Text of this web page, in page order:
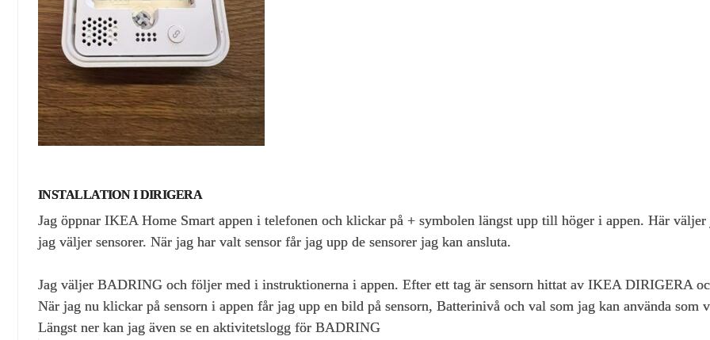
INSTALLATION I DIRIGERA
Jag öppnar IKEA Home Smart appen i telefonen och klickar på + symbolen längst upp till höger i appen. Här
jag väljer sensorer. När jag har valt sensor får jag upp de sensorer jag kan ansluta.
Jag väljer BADRING och följer med i instruktionerna i appen. Efter ett tag är sensorn hittat av IKEA DIRIGERA
När jag nu klickar på sensorn i appen får jag upp en bild på sensorn, Batterinivå och val som jag kan använda som
Längst ner kan jag även se en aktivitetslogg för BADRING